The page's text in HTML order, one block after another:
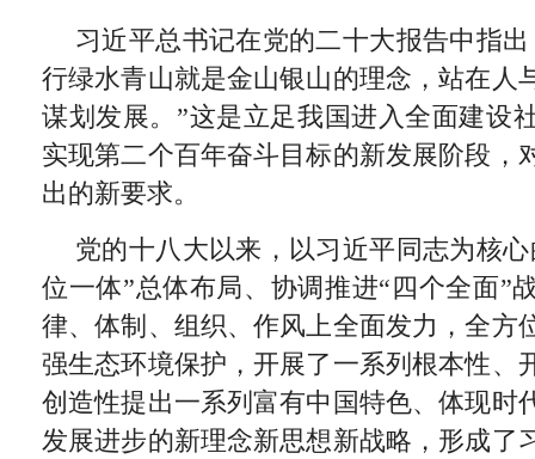
习近平总书记在党的二十大报告中指
行绿水青山就是金山银山的理念，站在人
谋划发展。”这是立足我国进入全面建设
实现第二个百年奋斗目标的新发展阶段，
出的新要求。
党的十八大以来，以习近平同志为核
位一体”总体布局、协调推进“四个全面”
律、体制、组织、作风上全面发力，全方
强生态环境保护，开展了一系列根本性、
创造性提出一系列富有中国特色、体现时
发展进步的新理念新思想新战略，形成了